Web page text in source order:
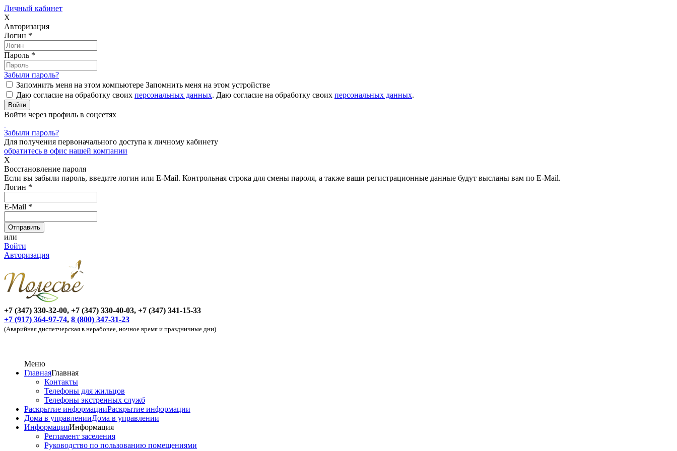
Личный кабинет
X
Авторизация
Логин *
Пароль *
Забыли пароль?
Запомнить меня на этом компьютере Запомнить меня на этом устройстве
Даю согласие на обработку своих персональных данных. Даю согласие на обработку своих персональных данных.
Войти через профиль в соцсетях
Забыли пароль?
Для получения первоначального доступа к личному кабинету
обратитесь в офис нашей компании
X
Восстановление пароля
Если вы забыли пароль, введите логин или E-Mail. Контрольная строка для смены пароля, а также ваши регистрационные данные будут высланы вам по E-Mail.
Логин *
E-Mail *
или
Войти
Авторизация
+7 (347) 330-32-00, +7 (347) 330-40-03, +7 (347) 341-15-33
+7 (917) 364-97-74, 8 (800) 347-31-23
(Аварийная диспетчерская в нерабочее, ночное время и праздничные дни)
Меню
ГлавнаяГлавная
Контакты
Телефоны для жильцов
Телефоны экстренных служб
Раскрытие информацииРаскрытие информации
Дома в управленииДома в управлении
ИнформацияИнформация
Регламент заселения
Руководство по пользованию помещениями